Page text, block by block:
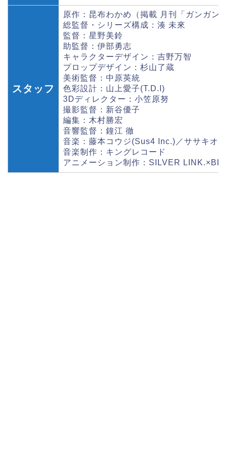
スタッフ
原作：昆布わかめ（掲載 月刊「ガンガン
総監督・シリーズ構成：湊 未來
監督：星野美鈴
助監督：伊部勇志
キャラクターデザイン：吉野万智
プロップデザイン：杉山了蔵
美術監督：中原英統
色彩設計：山上愛子(T.D.I)
3Dディレクター：小笠原努
撮影監督：新谷優子
編集：木村勝宏
音響監督：鐘江 徹
音楽：藤本コウジ(Sus4 Inc.)／ササキオ
音楽制作：キングレコード
アニメーション制作：SILVER